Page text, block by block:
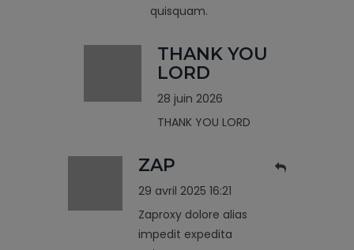
quisquam.
THANK YOU
LORD
28 juin 2026
THANK YOU LORD
ZAP
29 avril 2025 16:21
Zaproxy dolore alias
impedit expedita